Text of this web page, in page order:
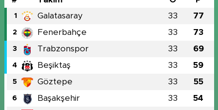
1 Galatasaray 33 77
2 Fenerbahçe 33 73
3 Trabzonspor 33 69
4 Beşiktaş 33 59
5 Göztepe 33 55
6 Başakşehir 33 54